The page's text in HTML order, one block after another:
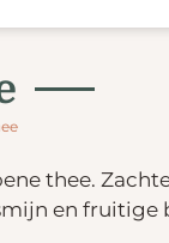
thee.
en fruitige